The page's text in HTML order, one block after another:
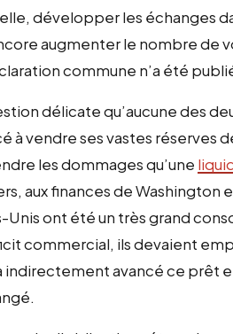
développer les échanges
augmenter le nombre de
commune n’a été
délicate qu’aucune des
à vendre ses vastes réserves
les dommages qu’une
aux finances de Washington
Unis ont été un très grand
commercial, ils devaient
indirectement avancé ce prêt